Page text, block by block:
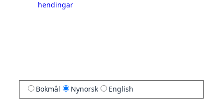
hendingar
Bokmål Nynorsk English